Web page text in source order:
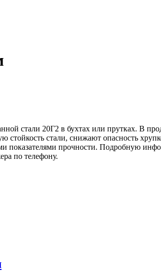
стали 20Г2 в бухтах или прутках. В
стойкость стали, снижают опасность
показателями прочности. Подробную
по телефону.